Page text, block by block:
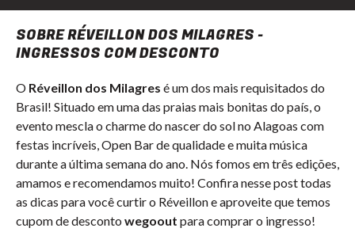
SOBRE RÉVEILLON DOS MILAGRES -
INGRESSOS COM DESCONTO
O Réveillon dos Milagres é um dos mais requisitados do
Brasil! Situado em uma das praias mais bonitas do país, o
evento mescla o charme do nascer do sol no Alagoas com
festas incríveis, Open Bar de qualidade e muita música
durante a última semana do ano. Nós fomos em três edições,
amamos e recomendamos muito! Confira nesse post todas
as dicas para você curtir o Réveillon e aproveite que temos
cupom de desconto wegoout para comprar o ingresso!